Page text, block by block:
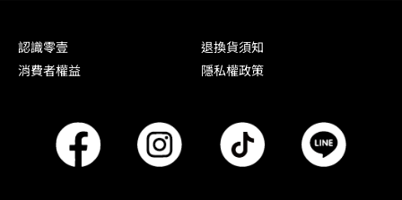
認識零壹
退換貨須知
消費者權益
隱私權政策